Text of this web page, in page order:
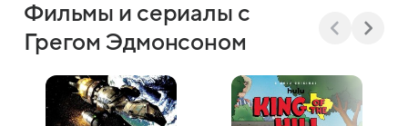
Фильмы и сериалы с
Грегом Эдмонсоном